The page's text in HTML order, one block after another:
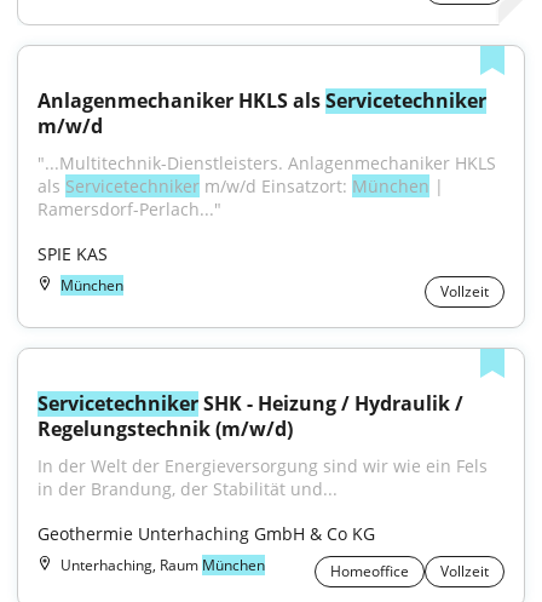
Anlagenmechaniker HKLS als Servicetechniker
m/w/d
"...Multitechnik-Dienstleisters. Anlagenmechaniker HKLS
als Servicetechniker m/w/d Einsatzort: München |
Ramersdorf-Perlach..."
SPIE KAS
München Vollzeit
Servicetechniker SHK - Heizung / Hydraulik /
Regelungstechnik (m/w/d)
In der Welt der Energieversorgung sind wir wie ein Fels
in der Brandung, der Stabilität und...
Geothermie Unterhaching GmbH & Co KG
Unterhaching, Raum München Homeoffice Vollzeit